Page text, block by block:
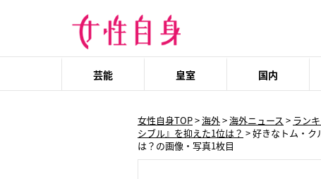
芸能 皇室 国内
女性自身TOP>海外>海外ニュース > ラン
シブル』を抑えた1位は？ >好きなトム・ク
は？の画像・写真1枚目